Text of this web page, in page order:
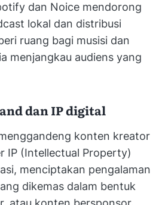
dan Noice mendorong
lokal dan distribusi
ruang bagi musisi dan
menjangkau audiens yang
dan IP digital
konten kreator
IP (Intellectual Property)
menciptakan pengalaman
dikemas dalam bentuk